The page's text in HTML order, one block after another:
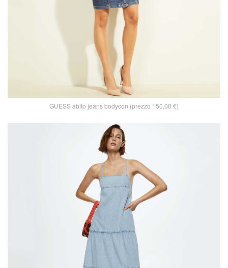
GUESS abito jeans bodycon (prezzo 150,00 €)